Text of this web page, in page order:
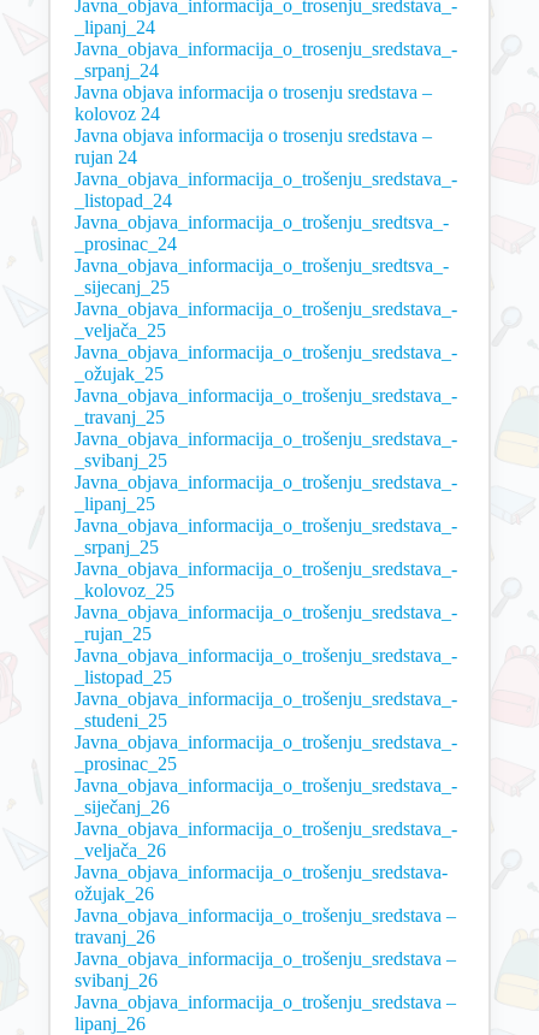
Javna_objava_informacija_o_trosenju_sredstava_-
_lipanj_24
Javna_objava_informacija_o_trosenju_sredstava_-
_srpanj_24
Javna objava informacija o trosenju sredstava –
kolovoz 24
Javna objava informacija o trosenju sredstava –
rujan 24
Javna_objava_informacija_o_trošenju_sredstava_-
_listopad_24
Javna_objava_informacija_o_trošenju_sredtsva_-
_prosinac_24
Javna_objava_informacija_o_trošenju_sredtsva_-
_sijecanj_25
Javna_objava_informacija_o_trošenju_sredstava_-
_veljača_25
Javna_objava_informacija_o_trošenju_sredstava_-
_ožujak_25
Javna_objava_informacija_o_trošenju_sredstava_-
_travanj_25
Javna_objava_informacija_o_trošenju_sredstava_-
_svibanj_25
Javna_objava_informacija_o_trošenju_sredstava_-
_lipanj_25
Javna_objava_informacija_o_trošenju_sredstava_-
_srpanj_25
Javna_objava_informacija_o_trošenju_sredstava_-
_kolovoz_25
Javna_objava_informacija_o_trošenju_sredstava_-
_rujan_25
Javna_objava_informacija_o_trošenju_sredstava_-
_listopad_25
Javna_objava_informacija_o_trošenju_sredstava_-
_studeni_25
Javna_objava_informacija_o_trošenju_sredstava_-
_prosinac_25
Javna_objava_informacija_o_trošenju_sredstava_-
_siječanj_26
Javna_objava_informacija_o_trošenju_sredstava_-
_veljača_26
Javna_objava_informacija_o_trošenju_sredstava-
ožujak_26
Javna_objava_informacija_o_trošenju_sredstava –
travanj_26
Javna_objava_informacija_o_trošenju_sredstava –
svibanj_26
Javna_objava_informacija_o_trošenju_sredstava –
lipanj_26